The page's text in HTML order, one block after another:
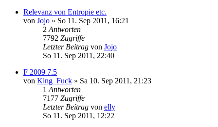
Relevanz von Entropie etc.
von Jojo » So 11. Sep 2011, 16:21
2 Antworten
7792 Zugriffe
Letzter Beitrag von Jojo
So 11. Sep 2011, 22:40
F 2009 7.5
von King_Fuck » Sa 10. Sep 2011, 21:23
1 Antworten
7177 Zugriffe
Letzter Beitrag von elly
So 11. Sep 2011, 12:22